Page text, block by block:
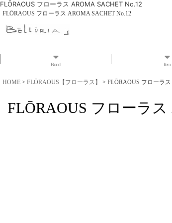
FLŌRAOUS フローラス AROMA SACHET No.12
FLŌRAOUS フローラス AROMA SACHET No.12
Brand Item
HOME > FLŌRAOUS【フローラス】 > FLŌRAOUS フローラ
FLŌRAOUS フローラス